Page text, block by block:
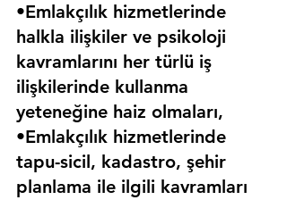
•Emlakçılık hizmetlerinde
halkla ilişkiler ve psikoloji
kavramlarını her türlü iş
ilişkilerinde kullanma
yeteneğine haiz olmaları,
•Emlakçılık hizmetlerinde
tapu-sicil, kadastro, şehir
planlama ile ilgili kavramları